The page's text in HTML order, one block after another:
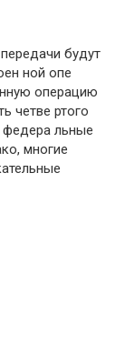
будут
ной опе
операцию
четве ртого
федера льные
многие